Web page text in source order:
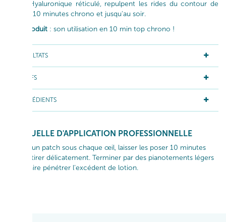
Acide Hyaluronique réticulé, repulpent les rides du contour de
l’œil en 10 minutes chrono et jusqu'au soir.
Le + produit : son utilisation en 10 min top chrono !
RÉSULTATS
ACTIFS
INGRÉDIENTS
GESTUELLE D'APPLICATION PROFESSIONNELLE
Placer un patch sous chaque œil, laisser les poser 10 minutes
puis retirer délicatement. Terminer par des pianotements légers
pour faire pénétrer l’excédent de lotion.